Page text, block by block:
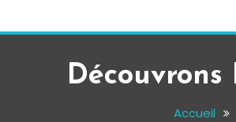
Accueil